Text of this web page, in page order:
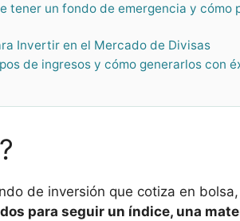
tener un fondo de emergencia y cómo
Invertir en el Mercado de Divisas
de ingresos y cómo generarlos con
de inversión que cotiza en
para seguir un índice, una